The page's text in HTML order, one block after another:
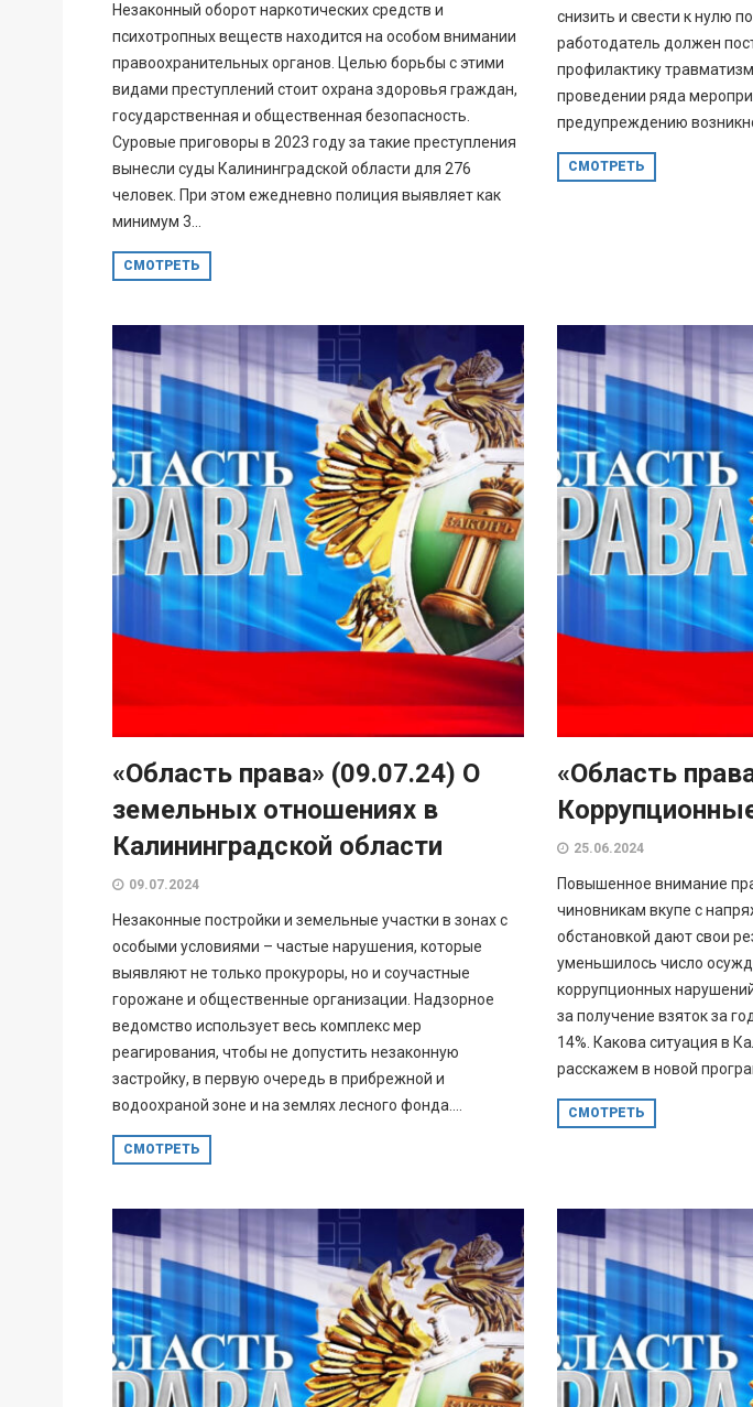
Незаконный оборот наркотических средств и
психотропных веществ находится на особом внимании
правоохранительных органов. Целью борьбы с этими
видами преступлений стоит охрана здоровья граждан,
государственная и общественная безопасность.
Суровые приговоры в 2023 году за такие преступления
вынесли суды Калининградской области для 276
человек. При этом ежедневно полиция выявляет как
минимум 3...
СМОТРЕТЬ
снизить и свести к нулю
работодатель должен
профилактику
проведении ряда
предупреждению
СМОТРЕТЬ
«Область права» (09.07.24) О
земельных отношениях в
Калининградской области
09.07.2024
Незаконные постройки и земельные участки в зонах с
особыми условиями – частые нарушения, которые
выявляют не только прокуроры, но и соучастные
горожане и общественные организации. Надзорное
ведомство использует весь комплекс мер
реагирования, чтобы не допустить незаконную
застройку, в первую очередь в прибрежной и
водоохраной зоне и на землях лесного фонда....
СМОТРЕТЬ
«Область
25.06.2024
Повышенное внимание
чиновникам вкупе с
обстановкой дают свои
уменьшилось число
коррупционных
за получение взяток за
14%. Какова ситуация в
расскажем в новой
СМОТРЕТЬ